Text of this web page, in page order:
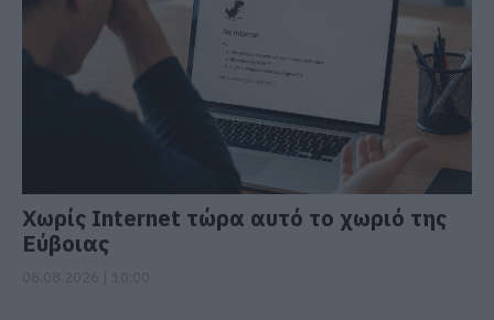
Χωρίς Internet τώρα αυτό το χωριό της
Εύβοιας